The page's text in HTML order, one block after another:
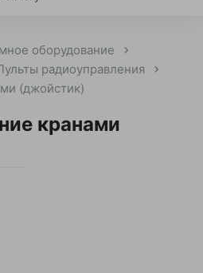
оборудование
радиоуправления
(джойстик)
кранами